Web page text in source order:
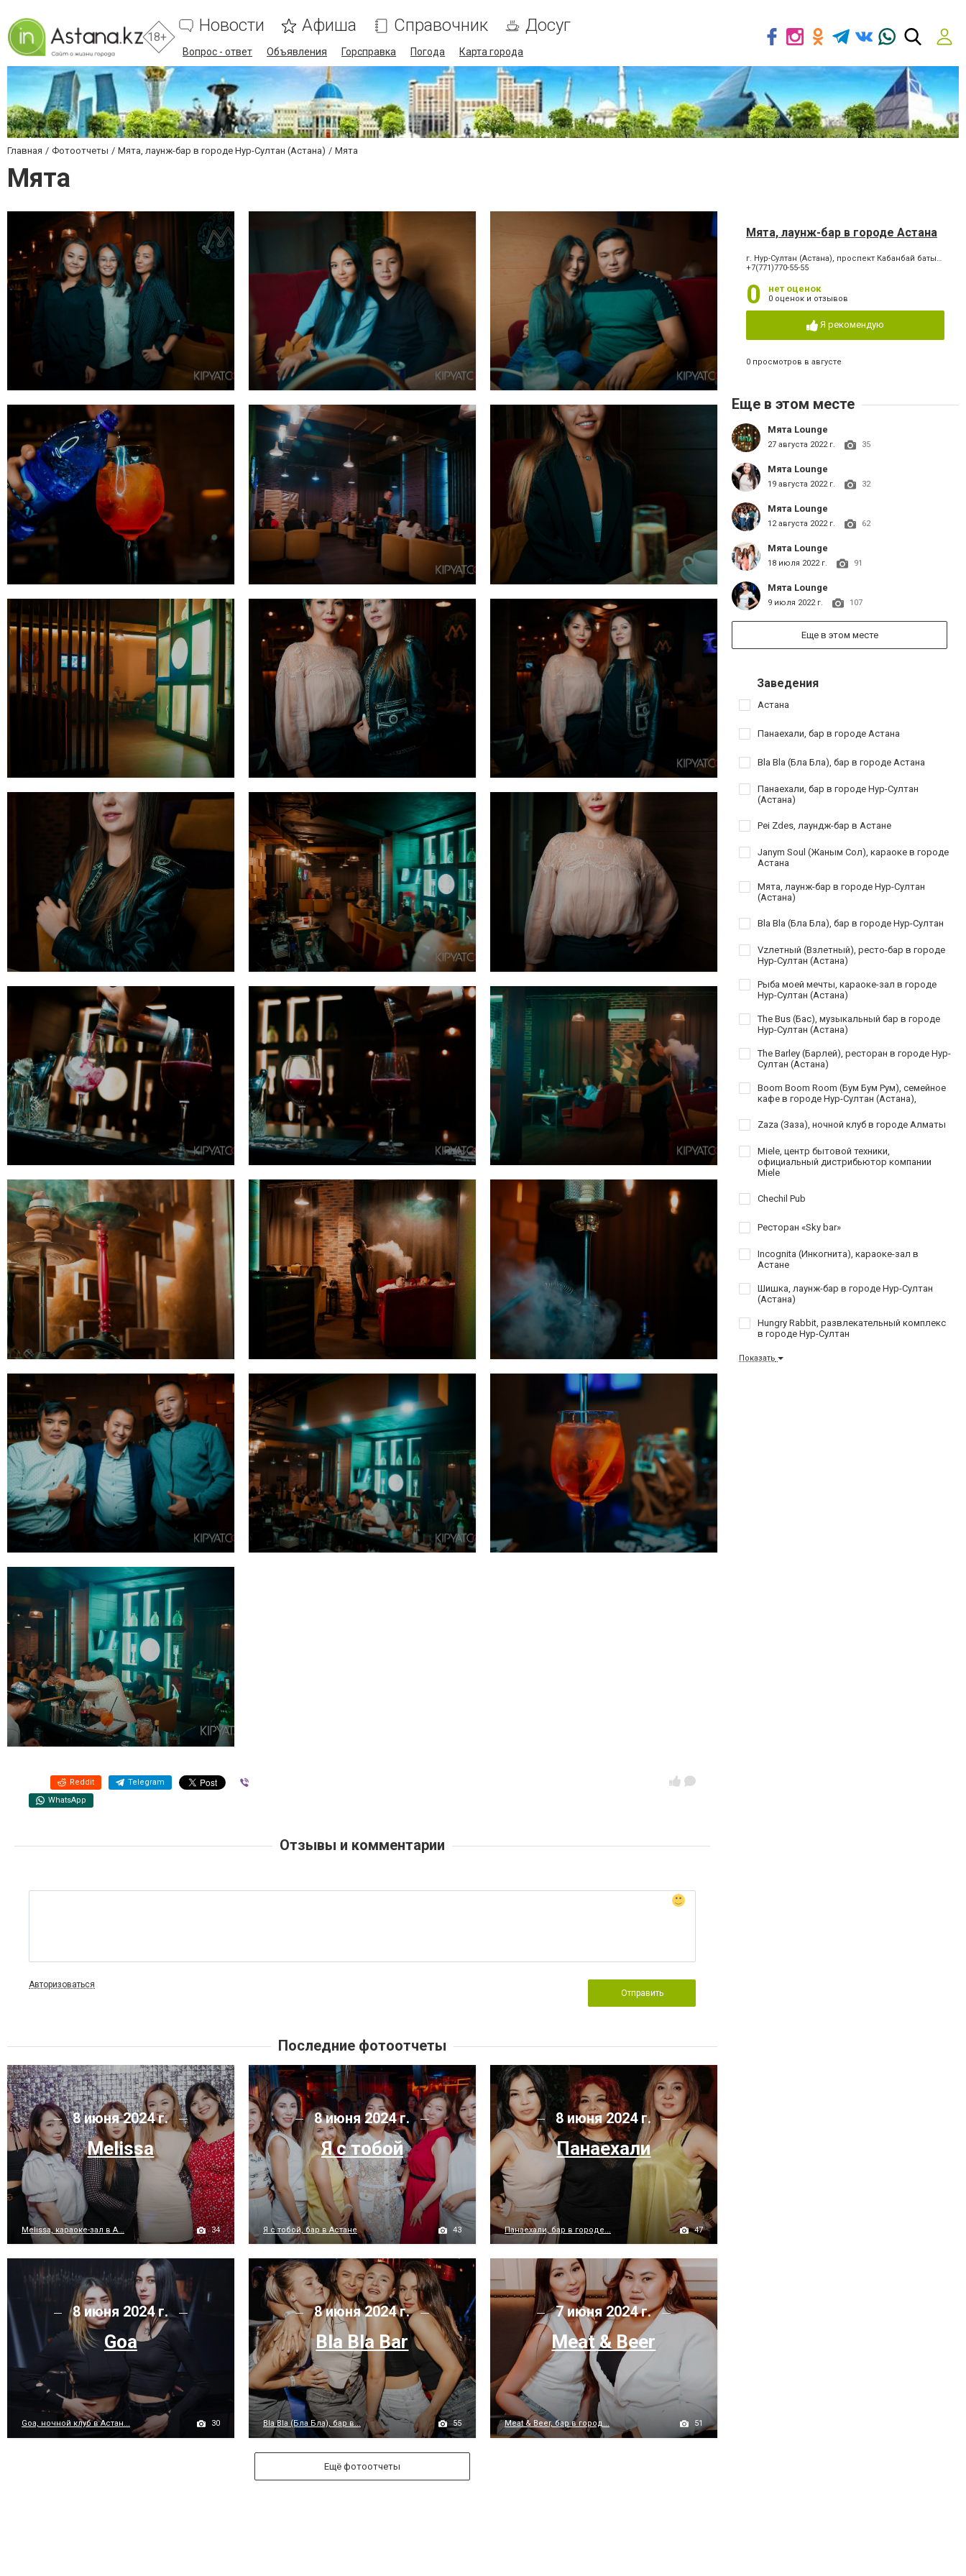
18+
Новости Афиша Справочник Досуг
Вопрос - ответ Объявления Горсправка Погода Карта города
Главная Фотоотчеты Мята, лаунж-бар в городе Нур-Султан (Астана) Мята
Мята
Reddit Telegram
WhatsApp
Отзывы и комментарии
Авторизоваться
Отправить
Мята, лаунж-бар в городе Астана
г. Нур-Султан (Астана), проспект Кабанбай батыр, 7
+7(771)770-55-55
0 нет оценок
0 оценок и отзывов
Я рекомендую
0 просмотров в августе
Еще в этом месте
Мята Lounge
27 августа 2022 г. 35
Мята Lounge
19 августа 2022 г. 32
Мята Lounge
12 августа 2022 г. 62
Мята Lounge
18 июля 2022 г. 91
Мята Lounge
9 июля 2022 г. 107
Еще в этом месте
Заведения
Астана
Панаехали, бар в городе Астана
Bla Bla (Бла Бла), бар в городе Астана
Панаехали, бар в городе Нур-Султан
(Астана)
Pei Zdes, лаундж-бар в Астане
Janym Soul (Жаным Сол), караоке в городе
Астана
Мята, лаунж-бар в городе Нур-Султан
(Астана)
Bla Bla (Бла Бла), бар в городе Нур-Султан
Vzлетный (Взлетный), ресто-бар в городе
Нур-Султан (Астана)
Рыба моей мечты, караоке-зал в городе
Нур-Султан (Астана)
The Bus (Бас), музыкальный бар в городе
Нур-Султан (Астана)
The Barley (Барлей), ресторан в городе Нур-
Султан (Астана)
Boom Boom Room (Бум Бум Рум), семейное
кафе в городе Нур-Султан (Астана),
Zaza (Заза), ночной клуб в городе Алматы
Miele, центр бытовой техники,
официальный дистрибьютор компании
Miele
Chechil Pub
Ресторан «Sky bar»
Incognita (Инкогнита), караоке-зал в
Астане
Шишка, лаунж-бар в городе Нур-Султан
(Астана)
Hungry Rabbit, развлекательный комплекс
в городе Нур-Султан
Показать
Последние фотоотчеты
8 июня 2024 г.
Melissa
Melissa, караоке-зал в А... 34
8 июня 2024 г.
Я с тобой
Я с тобой, бар в Астане 43
8 июня 2024 г.
Панаехали
Панаехали, бар в городе... 47
8 июня 2024 г.
Goa
Goa, ночной клуб в Астан... 30
8 июня 2024 г.
Bla Bla Bar
Bla Bla (Бла Бла), бар в... 55
7 июня 2024 г.
Meat & Beer
Meat & Beer, бар в город... 51
Ещё фотоотчеты